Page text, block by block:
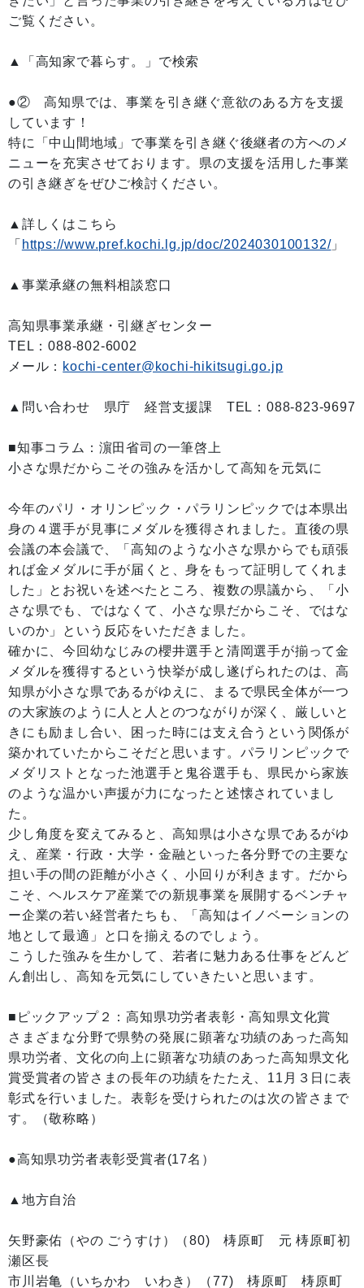
ご覧ください。
▲「高知家で暮らす。」で検索
●② 高知県では、事業を引き継ぐ意欲のある方を支援
しています！
特に「中山間地域」で事業を引き継ぐ後継者の方へのメ
ニューを充実させております。県の支援を活用した事業
の引き継ぎをぜひご検討ください。
▲詳しくはこちら
「 https://www.pref.kochi.lg.jp/doc/2024030100132/」
▲事業承継の無料相談窓口
高知県事業承継・引継ぎセンター
TEL：088-802-6002
メール： kochi-center@kochi-hikitsugi.go.jp
▲問い合わせ 県庁 経営支援課 TEL：088-823-9697
■知事コラム：濵田省司の一筆啓上
小さな県だからこその強みを活かして高知を元気に
今年のパリ・オリンピック・パラリンピックでは本県出
身の４選手が見事にメダルを獲得されました。直後の県
会議の本会議で、「高知のような小さな県からでも頑張
れば金メダルに手が届くと、身をもって証明してくれま
した」とお祝いを述べたところ、複数の県議から、「小
さな県でも、ではなくて、小さな県だからこそ、ではな
いのか」という反応をいただきました。
確かに、今回幼なじみの櫻井選手と清岡選手が揃って金
メダルを獲得するという快挙が成し遂げられたのは、高
知県が小さな県であるがゆえに、まるで県民全体が一つ
の大家族のように人と人とのつながりが深く、厳しいと
きにも励まし合い、困った時には支え合うという関係が
築かれていたからこそだと思います。パラリンピックで
メダリストとなった池選手と鬼谷選手も、県民から家族
のような温かい声援が力になったと述懐されていまし
た。
少し角度を変えてみると、高知県は小さな県であるがゆ
え、産業・行政・大学・金融といった各分野での主要な
担い手の間の距離が小さく、小回りが利きます。だから
こそ、ヘルスケア産業での新規事業を展開するベンチャ
ー企業の若い経営者たちも、「高知はイノベーションの
地として最適」と口を揃えるのでしょう。
こうした強みを生かして、若者に魅力ある仕事をどんど
ん創出し、高知を元気にしていきたいと思います。
■ピックアップ２：高知県功労者表彰・高知県文化賞
さまざまな分野で県勢の発展に顕著な功績のあった高知
県功労者、文化の向上に顕著な功績のあった高知県文化
賞受賞者の皆さまの長年の功績をたたえ、11月３日に表
彰式を行いました。表彰を受けられたのは次の皆さまで
す。（敬称略）
●高知県功労者表彰受賞者(17名）
▲地方自治
矢野豪佑（やの ごうすけ）（80) 梼原町 元 梼原町初
瀬区長
市川岩亀（いちかわ いわき）（77) 梼原町 梼原町